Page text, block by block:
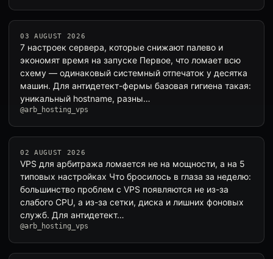
03 AUGUST 2026
7 настроек сервера, которые снижают палево и
экономят время на запуске Первое, что ломает всю
схему — одинаковый системный отпечаток у десятка
машин. Для антидетект-фермы базовая гигиена такая:
уникальный hostname, разны…
@arb_hosting_vps
02 AUGUST 2026
VPS для арбитража ломается не на мощности, а на 5
типовых настройках Что бросилось в глаза за неделю:
большинство проблем с VPS появляются не из-за
слабого CPU, а из-за сетки, диска и лишних фоновых
служб. Для антидетект…
@arb_hosting_vps